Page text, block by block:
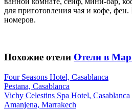
для приготовления чая и кофе,
номеров.
Похожие отели Отели в
Four Seasons Hotel, Casablanca
Pestana, Casablanca
Vichy Celestins Spa Hotel, Casablanca
Amanjena, Marrakech